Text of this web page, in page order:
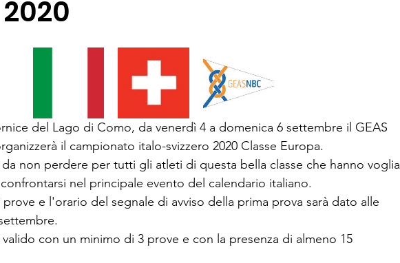
del Lago di Como, da venerdì 4 a domenica 6 settembre il GEAS
il campionato italo-svizzero 2020 Classe Europa.
non perdere per tutti gli atleti di questa bella classe che hanno voglia
nel principale evento del calendario italiano.
prove e l'orario del segnale di avviso della prima prova sarà dato alle
con un minimo di 3 prove e con la presenza di almeno 15